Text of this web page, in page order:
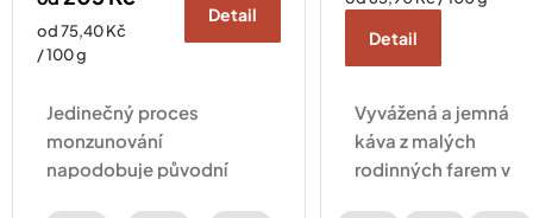
Měrná
cena:
od 75,40 Kč
/ 100 g
Detail
Jedinečný proces
monzunování
napodobuje původní
Detail
Vyvážená a jemná
káva z malých
rodinných farem v